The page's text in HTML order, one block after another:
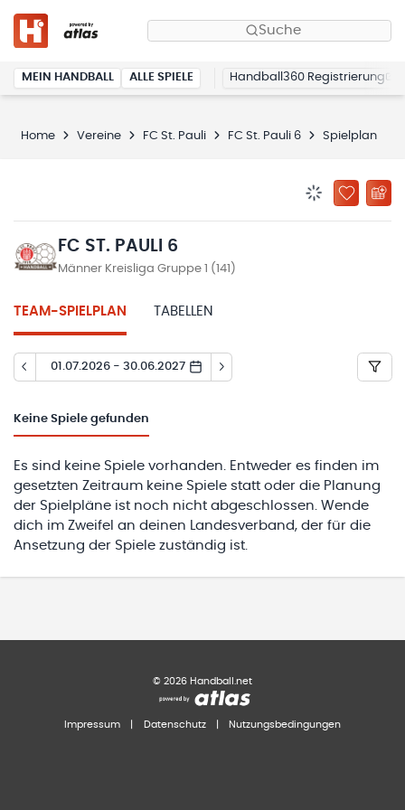
Suche
MEIN HANDBALL ALLE SPIELE Handball360 Registrierung
Home Vereine FC St. Pauli FC St. Pauli 6 Spielplan
ZU
FC ST. PAULI 6
Männer Kreisliga Gruppe 1 (141)
TEAM-SPIELPLAN TABELLEN
01.07.2026 - 30.06.2027
Keine Spiele gefunden
Es sind keine Spiele vorhanden. Entweder es finden im
gesetzten Zeitraum keine Spiele statt oder die Planung
der Spielpläne ist noch nicht abgeschlossen. Wende
dich im Zweifel an deinen Landesverband, der für die
Ansetzung der Spiele zuständig ist.
© 2026 Handball.net
Impressum Datenschutz Nutzungsbedingungen